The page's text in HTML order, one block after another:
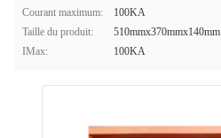
Courant maximum:
100KA
Taille du produit:
510mmx370mmx140mm
IMax:
100KA